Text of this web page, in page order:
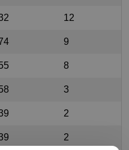
12
9
8
3
2
2